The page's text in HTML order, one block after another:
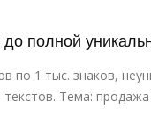
до полной
по 1 тыс. знаков,
Тема: